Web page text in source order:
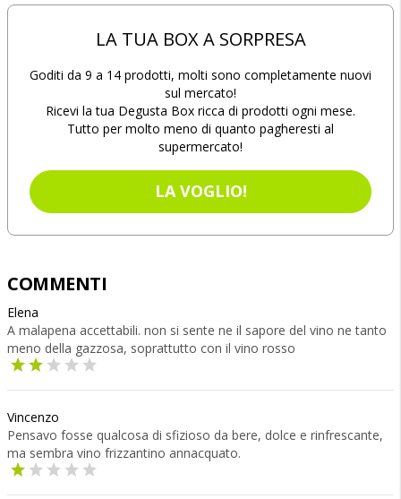
LA TUA BOX A SORPRESA
Goditi da 9 a 14 prodotti, molti sono completamente nuovi
sul mercato!
Ricevi la tua Degusta Box ricca di prodotti ogni mese.
Tutto per molto meno di quanto pagheresti al
supermercato!
LA VOGLIO!
COMMENTI
Elena
A malapena accettabili. non si sente ne il sapore del vino ne tanto
meno della gazzosa, soprattutto con il vino rosso
Vincenzo
Pensavo fosse qualcosa di sfizioso da bere, dolce e rinfrescante,
ma sembra vino frizzantino annacquato.